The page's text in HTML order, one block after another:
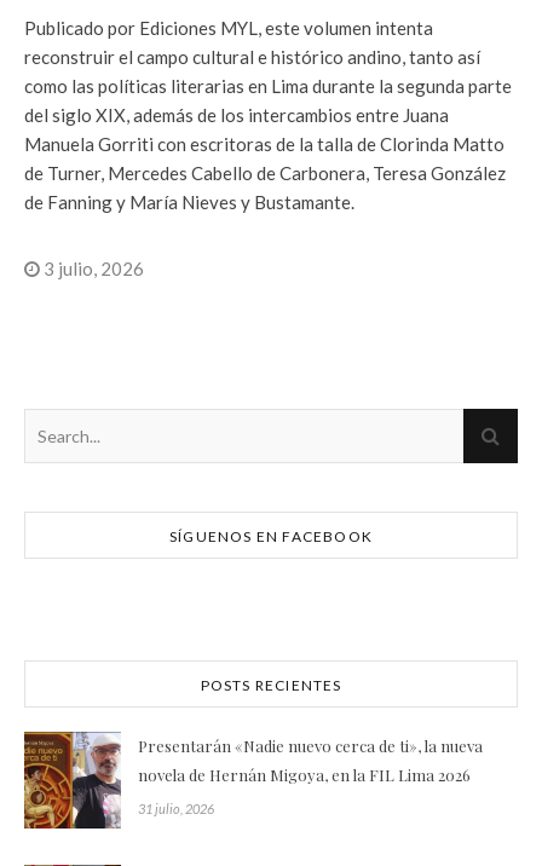
Publicado por Ediciones MYL, este volumen intenta
reconstruir el campo cultural e histórico andino, tanto así
como las políticas literarias en Lima durante la segunda parte
del siglo XIX, además de los intercambios entre Juana
Manuela Gorriti con escritoras de la talla de Clorinda Matto
de Turner, Mercedes Cabello de Carbonera, Teresa González
de Fanning y María Nieves y Bustamante.
3 julio, 2026
SÍGUENOS EN FACEBOOK
POSTS RECIENTES
Presentarán «Nadie nuevo cerca de ti», la nueva
novela de Hernán Migoya, en la FIL Lima 2026
31 julio, 2026